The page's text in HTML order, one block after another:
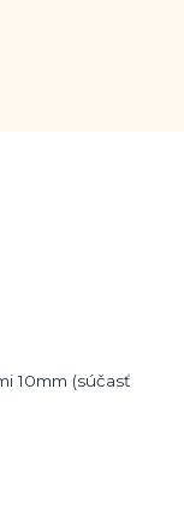
10mm (súčasť